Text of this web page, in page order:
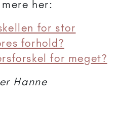
her:
for stor
forhold?
for meget?
Hanne